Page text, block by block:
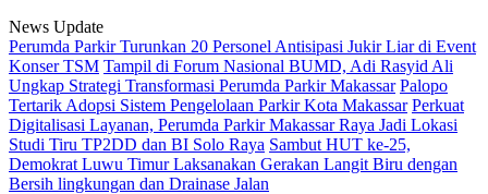
News Update
Perumda Parkir Turunkan 20 Personel Antisipasi Jukir Liar di Event
Konser TSM Tampil di Forum Nasional BUMD, Adi Rasyid Ali
Ungkap Strategi Transformasi Perumda Parkir Makassar Palopo
Tertarik Adopsi Sistem Pengelolaan Parkir Kota Makassar Perkuat
Digitalisasi Layanan, Perumda Parkir Makassar Raya Jadi Lokasi
Studi Tiru TP2DD dan BI Solo Raya Sambut HUT ke-25,
Demokrat Luwu Timur Laksanakan Gerakan Langit Biru dengan
Bersih lingkungan dan Drainase Jalan